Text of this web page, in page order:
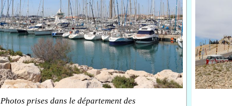
Photos prises dans le département des